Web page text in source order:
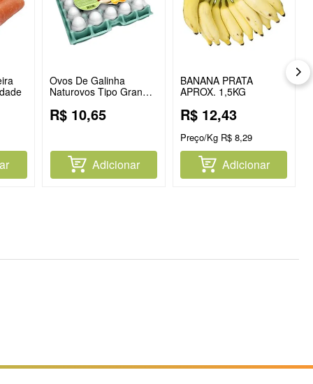
Ovos De Galinha
Naturovos Tipo Grande
Unidades
R$ 10,65
Adicionar
BANANA PRATA
APROX. 1,5KG
R$ 12,43
Preço/Kg R$ 8,29
Adicionar